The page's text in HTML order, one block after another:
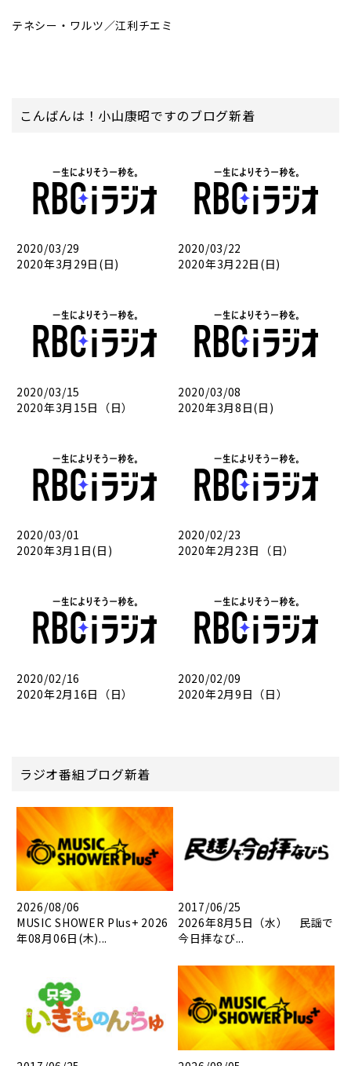
テネシー・ワルツ／江利チエミ
こんばんは！小山康昭ですのブログ新着
2020/03/29
2020年3月29日(日)
2020/03/22
2020年3月22日(日)
2020/03/15
2020年3月15日（日）
2020/03/08
2020年3月8日(日)
2020/03/01
2020年3月1日(日)
2020/02/23
2020年2月23日（日）
2020/02/16
2020年2月16日（日）
2020/02/09
2020年2月9日（日）
ラジオ番組ブログ新着
2026/08/06
MUSIC SHOWER Plus+ 2026
年08月06日(木)...
2017/06/25
2026年8月5日（水） 民謡で
今日拝なび...